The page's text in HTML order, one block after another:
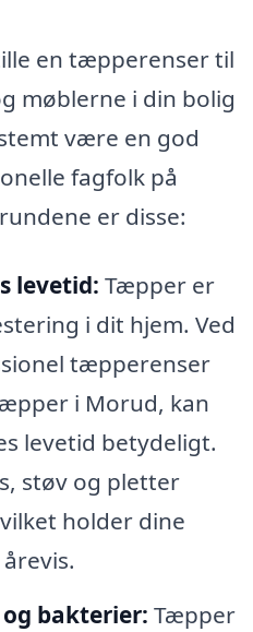
en tæpperenser til
møblerne i din bolig
være en god
fagfolk på
er disse:
levetid: Tæpper er
i dit hjem. Ved
tæpperenser
i Morud, kan
levetid betydeligt.
støv og pletter
holder dine
bakterier: Tæpper